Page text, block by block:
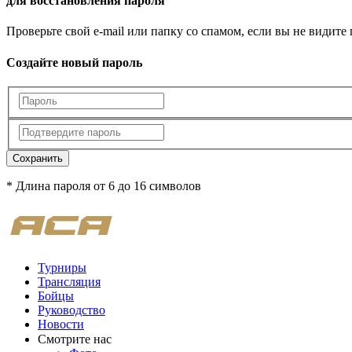
Проверьте свой e-mail или папку со спамом, если вы не видите
Создайте новый пароль
Сохранить
* Длина пароля от 6 до 16 символов
Турниры
Трансляция
Бойцы
Руководство
Новости
Смотрите нас